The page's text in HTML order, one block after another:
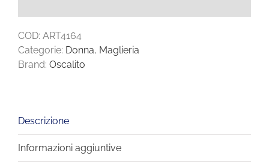
COD: ART4164
Categorie: Donna, Maglieria
Brand: Oscalito
Descrizione
Informazioni aggiuntive